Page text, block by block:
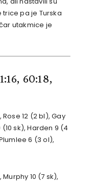
trice pa je Turska
utakmice je
60:18,
12 (2 bl), Gay
sk), Harden 9 (4
6 (3 ol),
10 (7 sk),